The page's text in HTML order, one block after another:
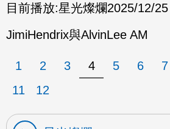
目前播放:星光燦爛2025/12/25
JimiHendrix與AlvinLee AM
1 2 3 4 5 6 7
11
12